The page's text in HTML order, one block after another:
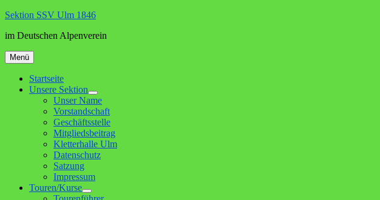
Zum
springen
Sektion SSV Ulm 1846
im Deutschen Alpenverein
Menü
Startseite
Unsere Sektion
Untermenü
anzeigen
Unser Name
Vorstandschaft
Geschäftsstelle
Mitgliedsbeitrag
Kletterhalle Ulm
Datenschutz
Satzung
Impressum
Touren/Kurse
Untermenü